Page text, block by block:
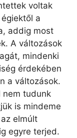
voltak
a
addig most
A változások
mindenki
érdekében
a változások.
nem tudunk
is mindeme
elmúlt
egyre terjed.